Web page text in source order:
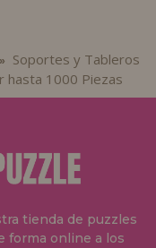
» Soportes y Tableros
hasta 1000 Piezas
tienda de puzzles
forma online a los